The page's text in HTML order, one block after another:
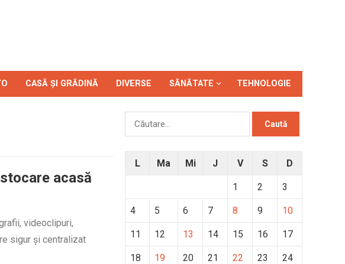
CASĂ ȘI GRĂDINĂ DIVERSE SĂNĂTATE TEHNOLOGIE
acasă
videoclipuri,
sigur și centralizat
Caută
L Ma Mi J V S D
1 2 3
4 5 6 7 8 9 10
11 12 13 14 15 16 17
18 19 20 21 22 23 24